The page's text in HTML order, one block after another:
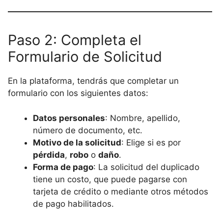
Paso 2: Completa el
Formulario de Solicitud
En la plataforma, tendrás que completar un
formulario con los siguientes datos:
Datos personales: Nombre, apellido,
número de documento, etc.
Motivo de la solicitud: Elige si es por
pérdida, robo o daño.
Forma de pago: La solicitud del duplicado
tiene un costo, que puede pagarse con
tarjeta de crédito o mediante otros métodos
de pago habilitados.